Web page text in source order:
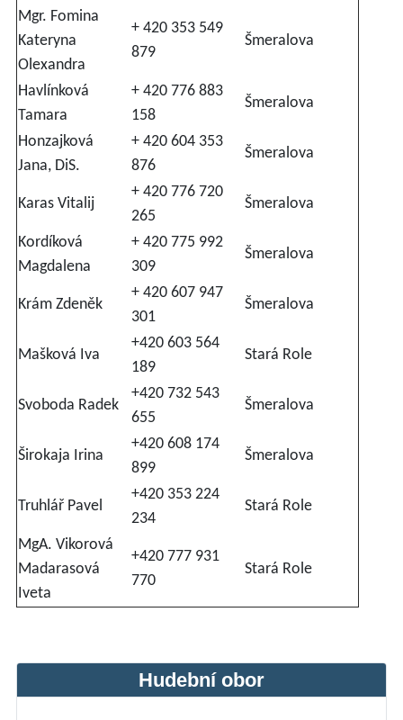
Hudební obor
Mgr. Fomina
Kateryna
Olexandra
+ 420 353 549
879
Šmeralova
Havlínková
Tamara
+ 420 776 883
158
Šmeralova
Honzajková
Jana, DiS.
+ 420 604 353
876
Šmeralova
Karas Vitalij
+ 420 776 720
265
Šmeralova
Kordíková
Magdalena
+ 420 775 992
309
Šmeralova
Krám Zdeněk
+ 420 607 947
301
Šmeralova
Mašková Iva
+420 603 564
189
Stará Role
Svoboda Radek
+420 732 543
655
Šmeralova
Širokaja Irina
+420 608 174
899
Šmeralova
Truhlář Pavel
+420 353 224
234
Stará Role
MgA. Vikorová
Madarasová
Iveta
+420 777 931
770
Stará Role